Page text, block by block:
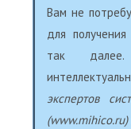
Вам не
для
так
экспертов
(www.mihico.ru)